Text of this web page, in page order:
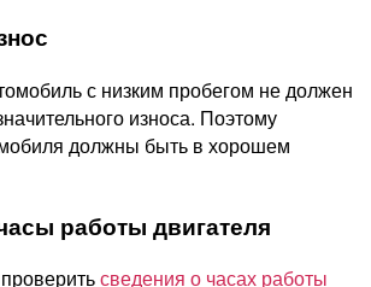
с низким пробегом не должен
износа. Поэтому
должны быть в хорошем
работы двигателя
сведения о часах работы